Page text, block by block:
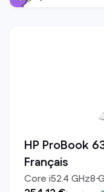
HP ProBook
Français
Core i52.4 GHz8